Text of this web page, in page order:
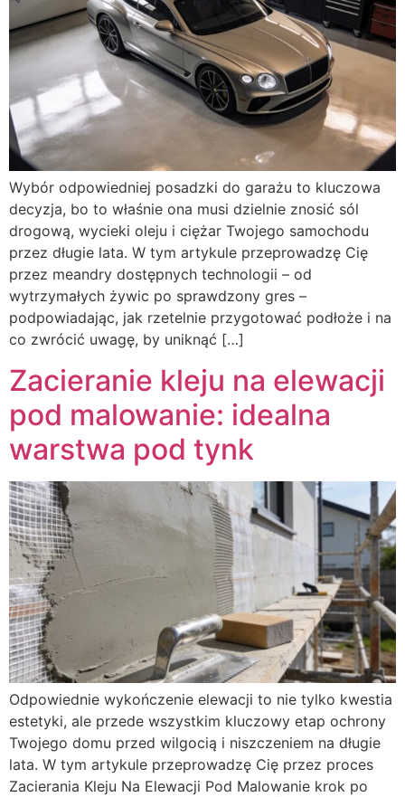
Wybór odpowiedniej posadzki do garażu to kluczowa
decyzja, bo to właśnie ona musi dzielnie znosić sól
drogową, wycieki oleju i ciężar Twojego samochodu
przez długie lata. W tym artykule przeprowadzę Cię
przez meandry dostępnych technologii – od
wytrzymałych żywic po sprawdzony gres –
podpowiadając, jak rzetelnie przygotować podłoże i na
co zwrócić uwagę, by uniknąć […]
Zacieranie kleju na elewacji
pod malowanie: idealna
warstwa pod tynk
Odpowiednie wykończenie elewacji to nie tylko kwestia
estetyki, ale przede wszystkim kluczowy etap ochrony
Twojego domu przed wilgocią i niszczeniem na długie
lata. W tym artykule przeprowadzę Cię przez proces
Zacierania Kleju Na Elewacji Pod Malowanie krok po